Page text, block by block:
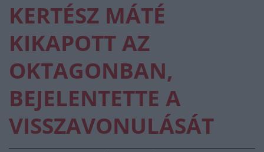
KERTÉSZ MÁTÉ
KIKAPOTT AZ
OKTAGONBAN,
BEJELENTETTE A
VISSZAVONULÁSÁT